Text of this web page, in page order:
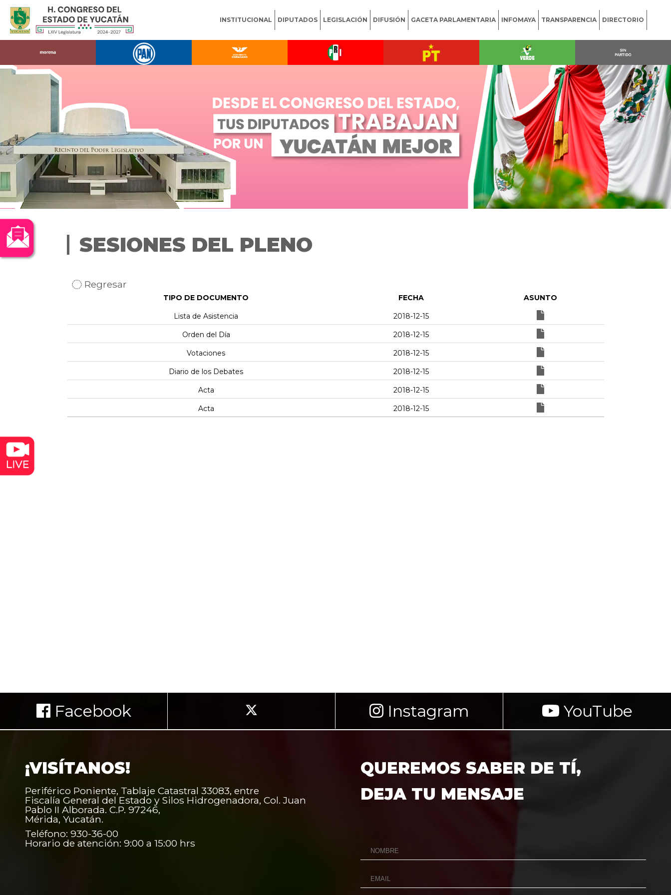
INSTITUCIONAL DIPUTADOS LEGISLACIÓN DIFUSIÓN GACETA PARLAMENTARIA INFOMAYA TRANSPARENCIA DIRECTORIO
SESIONES DEL PLENO
Regresar
TIPO DE DOCUMENTO FECHA ASUNTO
Lista de Asistencia 2018-12-15
Orden del Día 2018-12-15
Votaciones 2018-12-15
Diario de los Debates 2018-12-15
Acta 2018-12-15
Acta 2018-12-15
Facebook Instagram YouTube
¡VISÍTANOS!
Periférico Poniente, Tablaje Catastral 33083, entre
Fiscalía General del Estado y Silos Hidrogenadora, Col. Juan
Pablo II Alborada. C.P. 97246,
Mérida, Yucatán.
Teléfono: 930-36-00
Horario de atención: 9:00 a 15:00 hrs
QUEREMOS SABER DE TÍ,
DEJA TU MENSAJE